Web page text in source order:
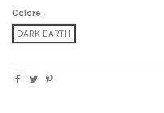
Colore
DARK EARTH